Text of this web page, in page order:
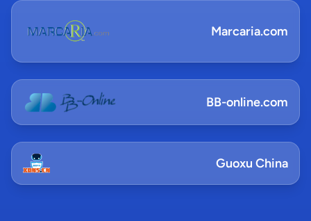
Marcaria.com
BB-online.com
Guoxu China